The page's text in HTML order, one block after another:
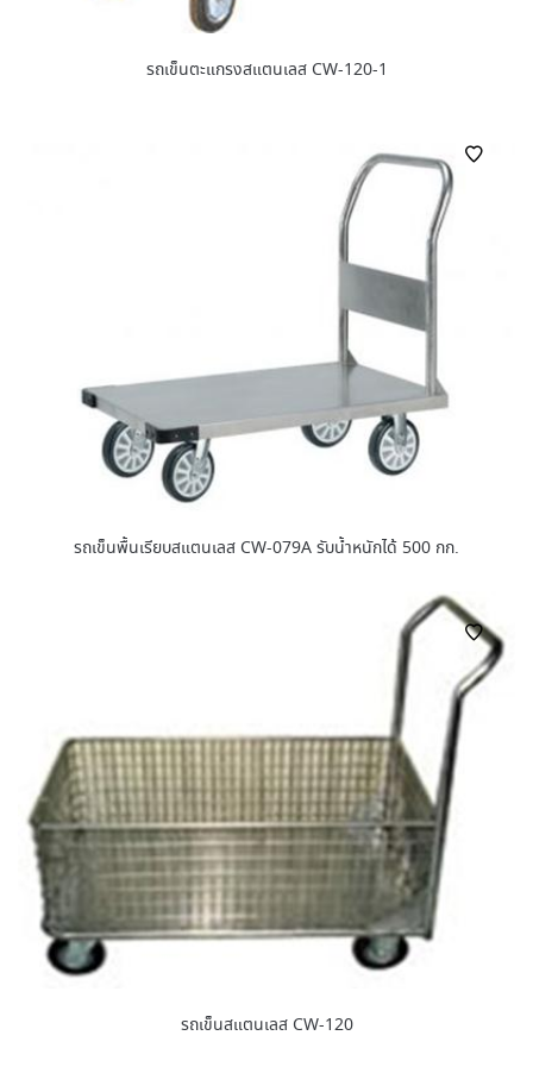
รถเข็นตะแกรงสแตนเลส CW-120-1
รถเข็นพื้นเรียบสแตนเลส CW-079A รับน้ำหนักได้ 500 กก.
รถเข็นสแตนเลส CW-120